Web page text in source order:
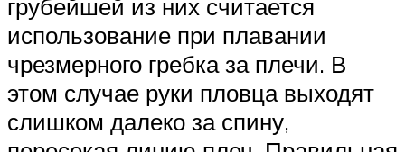
грубейшей из них считается
использование при плавании
чрезмерного гребка за плечи. В
этом случае руки пловца выходят
слишком далеко за спину,